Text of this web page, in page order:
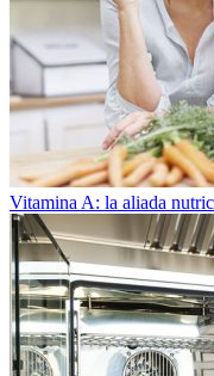
Vitamina A: la aliada